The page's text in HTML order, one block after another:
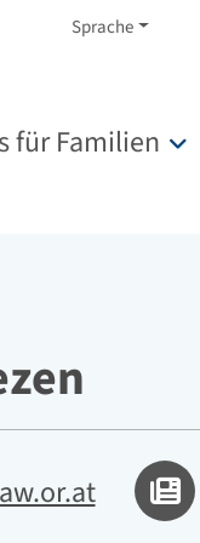
Sprache
für Familien